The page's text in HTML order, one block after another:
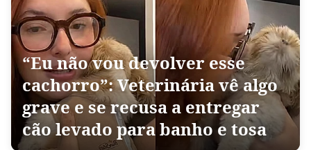
“Eu não vou devolver esse
cachorro”: Veterinária vê algo
grave e se recusa a entregar
cão levado para banho e tosa